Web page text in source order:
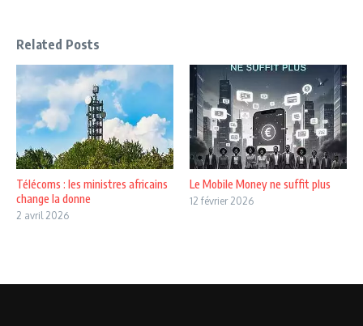
Related Posts
Télécoms : les ministres africains
change la donne
2 avril 2026
Le Mobile Money ne suffit plus
12 février 2026